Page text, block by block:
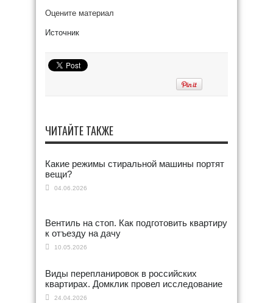
Оцените материал
Источник
ЧИТАЙТЕ ТАКЖЕ
Какие режимы стиральной машины портят
вещи?
04.06.2026
Вентиль на стоп. Как подготовить квартиру
к отъезду на дачу
10.05.2026
Виды перепланировок в российских
квартирах. Домклик провел исследование
24.04.2026